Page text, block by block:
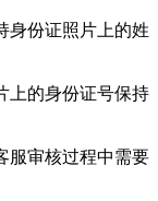
身份证照片上的姓
上的身份证号保持
服审核过程中需要